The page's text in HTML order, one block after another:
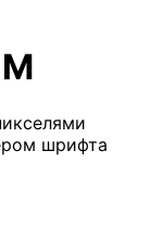
шрифта